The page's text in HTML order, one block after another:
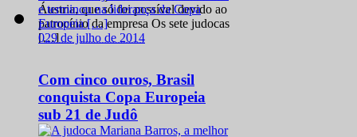
Áustria, que só foi possível devido ao
patrocínio da empresa Os sete judocas
[…]
029 de julho de 2014
Com cinco ouros, Brasil
conquista Copa Europeia
sub 21 de Judô